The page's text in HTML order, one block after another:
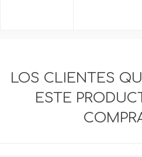
LOS CLIENTES
ESTE